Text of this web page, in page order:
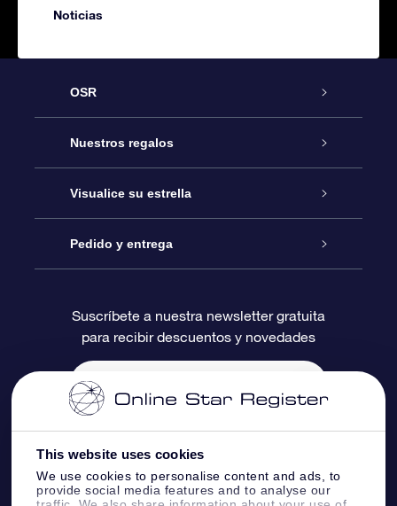
This website uses cookies
We use cookies to personalise content and ads, to
provide social media features and to analyse our
Noticias
OSR
Atención
Contáctanos
Blog
Reseñas
Nuestros regalos
Regalo Estrella Online
Paquete de Regalo OSR
Tarjeta de Regalo OSR
Regalos empresariales
Visualice su estrella
Registro estelar
Página de Estrella Personalizada
Un Millón de Estrellas
Aplicación de RV Llévame a las estrellas
Pedido y entrega
Información de Pago
Información de Envío
Constelaciones
Suscríbete a nuestra newsletter gratuita
para recibir descuentos y novedades